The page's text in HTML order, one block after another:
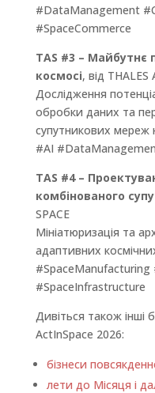
#DataManagement
#SpaceCommerce
TAS #3 – Майбутнє
космосі, від THALES
Дослідження
обробки даних та
супутникових мереж
#AI
TAS #4 –
комбінованого
SPACE
Мініатюризація та
адаптивних
#SpaceManufacturing
#SpaceInfrastructure
Дивіться також інші
ActInSpace 2026:
бізнеси
лети до Місяця і